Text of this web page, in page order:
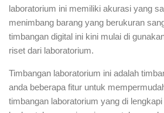
laboratorium ini memiliki akurasi yang
menimbang barang yang berukuran
timbangan digital ini kini mulai di
riset dari laboratorium.
Timbangan laboratorium ini adalah
anda beberapa fitur untuk
timbangan laboratorium yang di